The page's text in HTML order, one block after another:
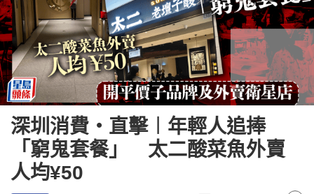
深圳消費‧直擊︱年輕人追捧
「窮鬼套餐」 太二酸菜魚外賣
人均¥50